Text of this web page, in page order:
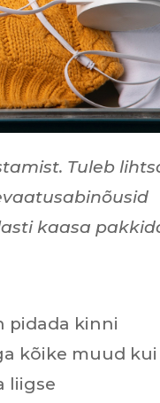
Tuleb
kaasa
pidada kinni
kõike muud kui
liigse